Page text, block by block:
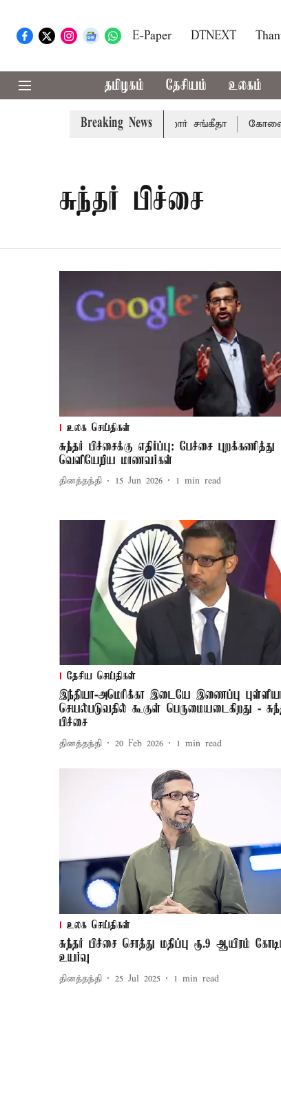
E-Paper DTNEXT
தமிழகம் தேசியம் உலகம்
Breaking News
வழக்கை வாபஸ் பெற்றார் சங்கீதா கோவை,
சுந்தர் பிச்சை
உலக செய்திகள்
சுந்தர் பிச்சைக்கு எதிர்ப்பு: பேச்சை புறக்கணித்து
வெளியேறிய மாணவர்கள்
தினத்தந்தி 15 Jun 2026 1 min read
தேசிய செய்திகள்
இந்தியா-அமெரிக்கா இடையே இணைப்பு
செயல்படுவதில் கூகுள் பெருமையடைகிறது -
பிச்சை
தினத்தந்தி 20 Feb 2026 1 min read
உலக செய்திகள்
சுந்தர் பிச்சை சொத்து மதிப்பு ரூ.9 ஆயிரம்
உயர்வு
தினத்தந்தி 25 Jul 2025 1 min read